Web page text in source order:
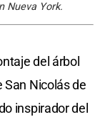
Nueva York.
del árbol
San Nicolás de
inspirador del